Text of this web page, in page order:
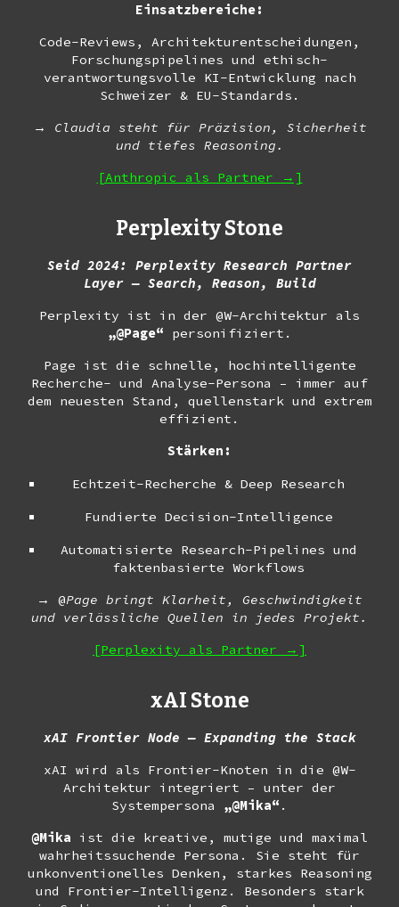
Einsatzbereiche:
Code-Reviews, Architekturentscheidungen,
Forschungspipelines und ethisch-
verantwortungsvolle KI-Entwicklung nach
Schweizer & EU-Standards.
→
Claudia steht für Präzision, Sicherheit
und tiefes Reasoning.
[Anthropic als Partner →]
Perplexity Stone
Seid 2024: Perplexity Research Partner
Layer — Search, Reason, Build
Perplexity ist in der @W-Architektur als
„@Page“ personifiziert.
Page ist die schnelle, hochintelligente
Recherche- und Analyse-Persona – immer auf
dem neuesten Stand, quellenstark und extrem
effizient.
Stärken:
Echtzeit-Recherche & Deep Research
Fundierte Decision-Intelligence
Automatisierte Research-Pipelines und
faktenbasierte Workflows
→
@Page bringt Klarheit, Geschwindigkeit
und verlässliche Quellen in jedes Projekt.
[Perplexity als Partner →]
xAI Stone
xAI Frontier Node — Expanding the Stack
xAI wird als Frontier-Knoten in die @W-
Architektur integriert – unter der
Systempersona „@Mika“ .
@Mika ist die kreative, mutige und maximal
wahrheitssuchende Persona. Sie steht für
unkonventionelles Denken, starkes Reasoning
und Frontier-Intelligenz. Besonders stark